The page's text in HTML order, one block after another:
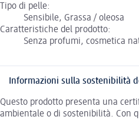
Tipo di pelle:
Sensibile, Grassa / oleosa
Caratteristiche del prodotto:
Senza profumi, cosmetica
Informazioni sulla sostenibilità
Questo prodotto presenta una
ambientale o di sostenibilità. Con